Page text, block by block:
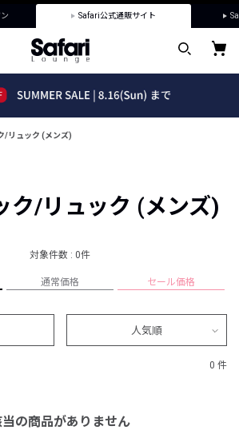
Safari公式通販サイト
/リュック (メンズ)
ク/リュック (メンズ)
対象件数 : 0件
通常価格 セール価格
人気順
0 件
の商品がありません